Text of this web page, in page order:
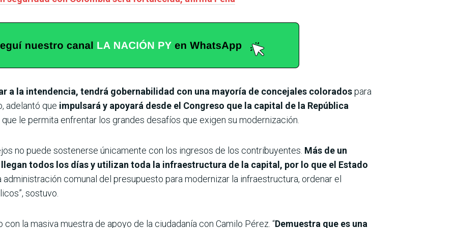
a la intendencia, tendrá gobernabilidad con una mayoría de concejales coloradospara
adelantó que impulsará y apoyará desde el Congreso que la capital de la República
que le permita enfrentar los grandes desafíos que exigen su modernización.
no puede sostenerse únicamente con los ingresos de los contribuyentes. Más de un
todos los días y utilizan toda la infraestructura de la capital, por lo que el Estado
administración comunal del presupuesto para modernizar la infraestructura, ordenar el
sostuvo.
la masiva muestra de apoyo de la ciudadanía con Camilo Pérez. “Demuestra que es una